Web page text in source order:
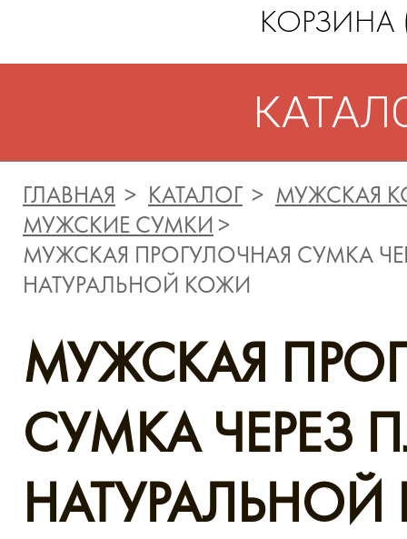
КОРЗИНА
ГЛАВНАЯ КАТАЛОГ
МУЖСКАЯ
МУЖСКИЕ СУМКИ
МУЖСКАЯ ПРОГУЛОЧНАЯ СУМКА
НАТУРАЛЬНОЙ КОЖИ
МУЖСКАЯ
СУМКА ЧЕРЕЗ